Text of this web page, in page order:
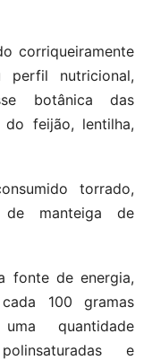
corriqueiramente
perfil nutricional,
botânica das
do feijão, lentilha,
torrado,
manteiga de
fonte de energia,
100 gramas
quantidade
e